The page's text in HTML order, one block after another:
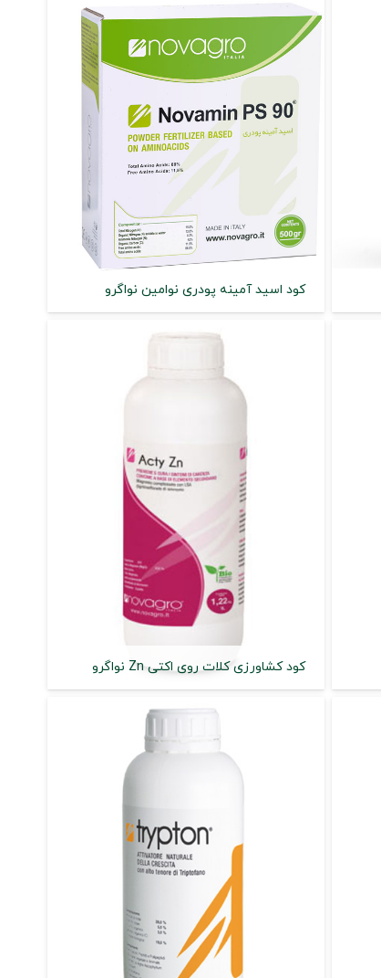
کود اسید آمینه پودری نوامین نواگرو
کود کشاورزی کلات روی اکتی Zn نواگرو